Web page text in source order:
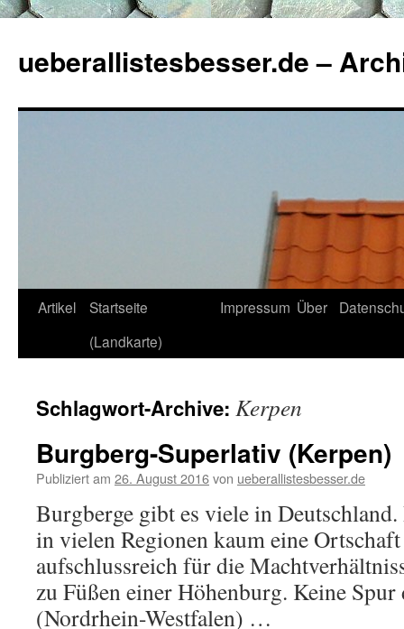
ueberallistesbesser.de –
Zum
Artikel
Startseite
(Landkarte)
Impressum Über
Schlagwort-Archive: Kerpen
Burgberg-Superlativ (Kerpen)
Publiziert am 26. August 2016von ueberallistesbesser.de
Burgberge gibt es viele in
in vielen Regionen kaum eine
aufschlussreich für die
zu Füßen einer Höhenburg. Keine
(Nordrhein-Westfalen) …